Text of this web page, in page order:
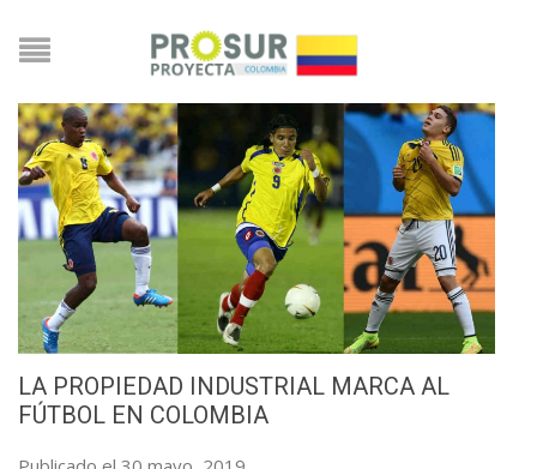
LA PROPIEDAD INDUSTRIAL MARCA AL
FÚTBOL EN COLOMBIA